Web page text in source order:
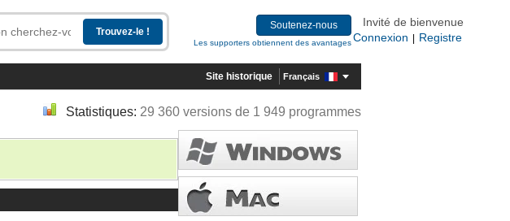
Soutenez-nous
Les supporters obtiennent des avantages
Invité de bienvenue
Connexion
Registre
Site historique Français
Statistiques: 29 360 versions de 1 949 programmes